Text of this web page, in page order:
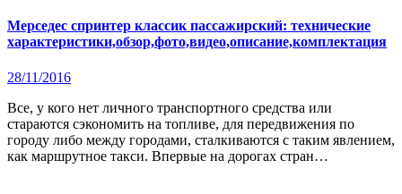
Мерседес спринтер классик пассажирский: технические
характеристики,обзор,фото,видео,описание,комплектация
28/11/2016
Все, у кого нет личного транспортного средства или
стараются сэкономить на топливе, для передвижения по
городу либо между городами, сталкиваются с таким явлением,
как маршрутное такси. Впервые на дорогах стран…